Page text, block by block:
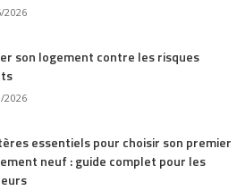
2026
son logement contre les risques
2026
essentiels pour choisir son premier
neuf : guide complet pour les